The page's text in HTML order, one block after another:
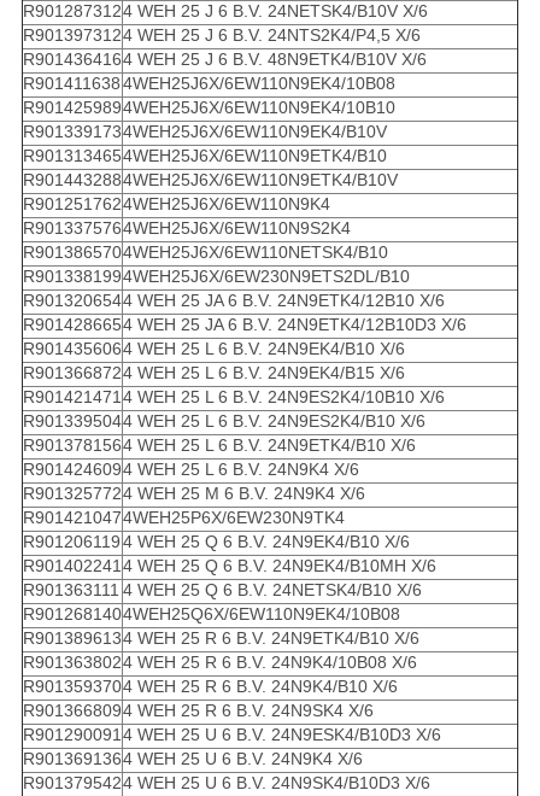
R9012873124 WEH 25 J 6 B.V. 24NETSK4/B10V X/6
R9013973124 WEH 25 J 6 B.V. 24NTS2K4/P4,5 X/6
R9014364164 WEH 25 J 6 B.V. 48N9ETK4/B10V X/6
R9014116384WEH25J6X/6EW110N9EK4/10B08
R9014259894WEH25J6X/6EW110N9EK4/10B10
R9013391734WEH25J6X/6EW110N9EK4/B10V
R9013134654WEH25J6X/6EW110N9ETK4/B10
R9014432884WEH25J6X/6EW110N9ETK4/B10V
R9012517624WEH25J6X/6EW110N9K4
R9013375764WEH25J6X/6EW110N9S2K4
R9013865704WEH25J6X/6EW110NETSK4/B10
R9013381994WEH25J6X/6EW230N9ETS2DL/B10
R9013206544 WEH 25 JA 6 B.V. 24N9ETK4/12B10 X/6
R9014286654 WEH 25 JA 6 B.V. 24N9ETK4/12B10D3 X/6
R9014356064 WEH 25 L 6 B.V. 24N9EK4/B10 X/6
R9013668724 WEH 25 L 6 B.V. 24N9EK4/B15 X/6
R9014214714 WEH 25 L 6 B.V. 24N9ES2K4/10B10 X/6
R9013395044 WEH 25 L 6 B.V. 24N9ES2K4/B10 X/6
R9013781564 WEH 25 L 6 B.V. 24N9ETK4/B10 X/6
R9014246094 WEH 25 L 6 B.V. 24N9K4 X/6
R9013257724 WEH 25 M 6 B.V. 24N9K4 X/6
R9014210474WEH25P6X/6EW230N9TK4
R9012061194 WEH 25 Q 6 B.V. 24N9EK4/B10 X/6
R9014022414 WEH 25 Q 6 B.V. 24N9EK4/B10MH X/6
R901363111 4 WEH 25 Q 6 B.V. 24NETSK4/B10 X/6
R9012681404WEH25Q6X/6EW110N9EK4/10B08
R9013896134 WEH 25 R 6 B.V. 24N9ETK4/B10 X/6
R9013638024 WEH 25 R 6 B.V. 24N9K4/10B08 X/6
R9013593704 WEH 25 R 6 B.V. 24N9K4/B10 X/6
R9013668094 WEH 25 R 6 B.V. 24N9SK4 X/6
R9012900914 WEH 25 U 6 B.V. 24N9ESK4/B10D3 X/6
R9013691364 WEH 25 U 6 B.V. 24N9K4 X/6
R9013795424 WEH 25 U 6 B.V. 24N9SK4/B10D3 X/6